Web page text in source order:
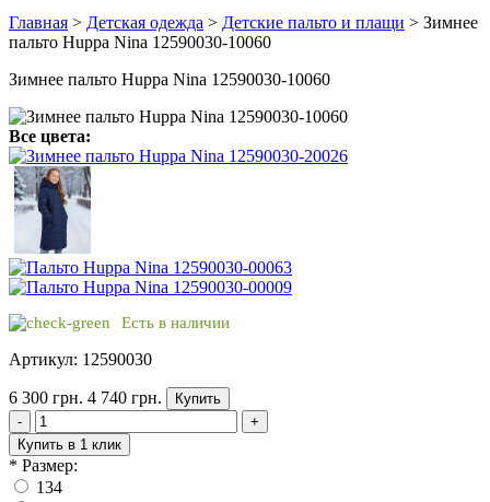
Главная > Детская одежда > Детские пальто и плащи > Зимнее
пальто Huppa Nina 12590030-10060
Зимнее пальто Huppa Nina 12590030-10060
Все цвета:
Есть в наличии
Артикул: 12590030
6 300 грн. 4 740 грн.
Купить
-
+
Купить в 1 клик
* Размер:
134